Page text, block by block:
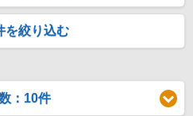
を絞り込む
：10件